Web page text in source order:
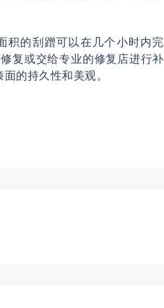
积的刮蹭可以在几个小时内完
复或交给专业的修复店进行补
的持久性和美观。